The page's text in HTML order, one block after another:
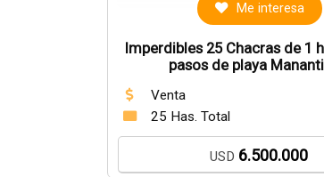
Me interesa
Imperdibles 25 Chacras de 1
pasos de playa
Venta
25 Has. Total
USD 6.500.000